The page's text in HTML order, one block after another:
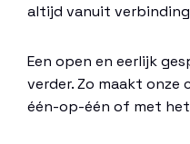
altijd vanuit
Een open en eerlijk
verder. Zo maakt onze
één-op-één of met